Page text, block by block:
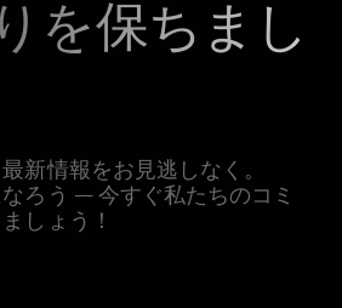
を保ちまし
新情報をお見逃しなく。
ろう — 今すぐ私たちのコミ
しょう！